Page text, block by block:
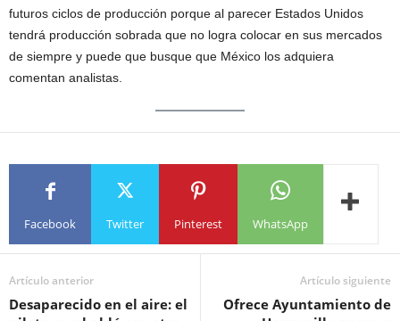
futuros ciclos de producción porque al parecer Estados Unidos
tendrá producción sobrada que no logra colocar en sus mercados
de siempre y puede que busque que México los adquiera
comentan analistas.
Facebook Twitter Pinterest WhatsApp
Artículo anterior
Desaparecido en el aire: el
Artículo siguiente
Ofrece Ayuntamiento de